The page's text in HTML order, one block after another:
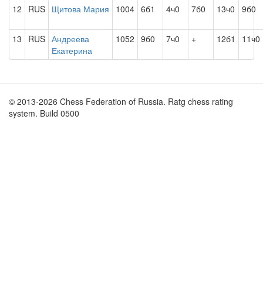
12 RUS Щитова Мария 1004 6б1 4ч0 7б0 13ч0 9б0
13 RUS Андреева
Екатерина
1052 9б0 7ч0 + 12б1 11ч0
© 2013-2026 Chess Federation of Russia. Ratg chess rating
system. Build 0500